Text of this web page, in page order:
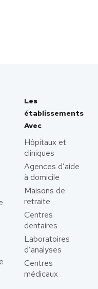
Les
établissements
Avec
Hôpitaux et
cliniques
Agences d’aide
à domicile
Maisons de
retraite
Centres
dentaires
Laboratoires
d’analyses
Centres
médicaux